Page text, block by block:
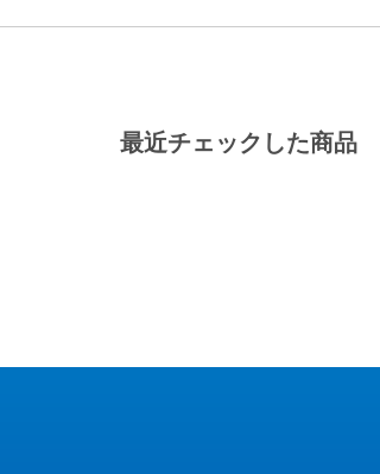
最近チェックした商品